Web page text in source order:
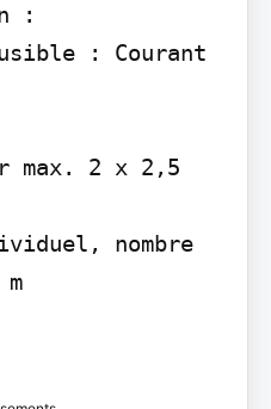
:
: Courant
max. 2 x 2,5
nombre